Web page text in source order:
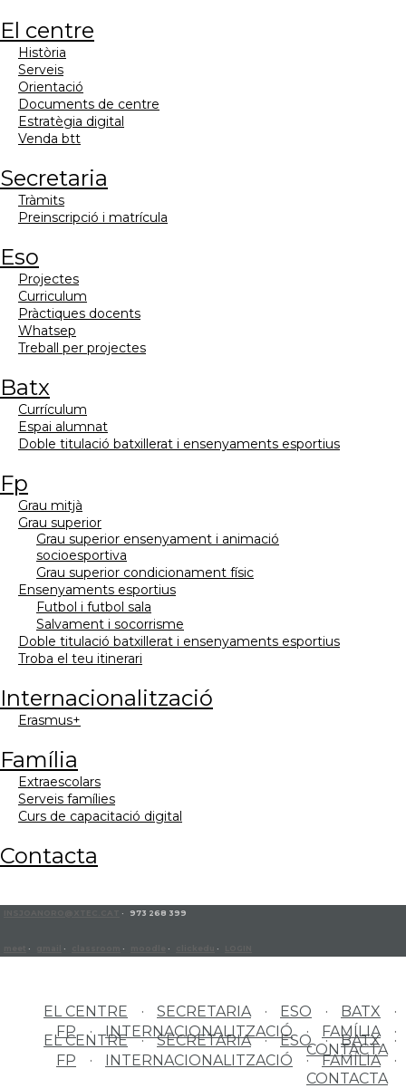
el centre
història
serveis
orientació
documents de centre
estratègia digital
venda btt
secretaria
tràmits
preinscripció i matrícula
eso
projectes
curriculum
pràctiques docents
whatsep
treball per projectes
batx
currículum
espai alumnat
doble titulació batxillerat i ensenyaments esportius
fp
grau mitjà
grau superior
grau superior ensenyament i animació
socioesportiva
grau superior condicionament físic
ensenyaments esportius
futbol i futbol sala
salvament i socorrisme
doble titulació batxillerat i ensenyaments esportius
troba el teu itinerari
internacionalització
erasmus+
família
extraescolars
serveis famílies
curs de capacitació digital
contacta
· 973 268 399
· · · · ·
EL CENTRE SECRETARIA ESO
BATX
FP
INTERNACIONALITZACIÓ
FAMÍLIA
CONTACTA
EL CENTRE SECRETARIA ESO
BATX
FP
INTERNACIONALITZACIÓ
FAMÍLIA
CONTACTA